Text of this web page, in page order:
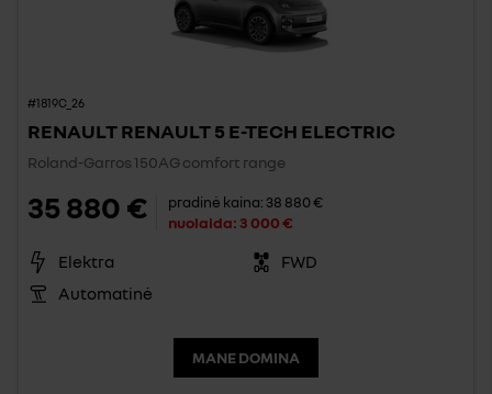
#1819C_26
RENAULT RENAULT 5 E-TECH ELECTRIC
Roland-Garros 150AG comfort range
35 880 € pradinė kaina: 38 880 €
nuolaida: 3 000 €
Elektra
FWD
Automatinė
MANE DOMINA